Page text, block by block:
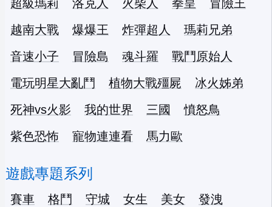
超級瑪莉 洛克人 火柴人 拳皇
冒險王
越南大戰
爆爆王 炸彈超人
瑪莉兄弟
音速小子
冒險島 魂斗羅
戰鬥原始人
電玩明星大亂鬥
植物大戰殭屍
冰火姊弟
死神vs火影
我的世界 三國
憤怒鳥
紫色恐怖
寵物連連看 馬力歐
遊戲專題系列
賽車 格鬥 守城 女生 美女
發洩